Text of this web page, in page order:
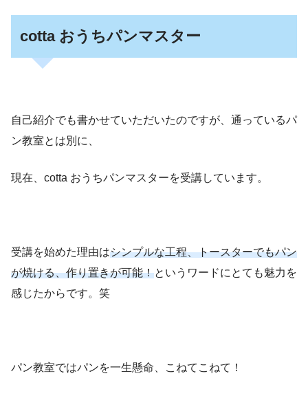
cotta おうちパンマスター
自己紹介でも書かせていただいたのですが、通っているパ
ン教室とは別に、
現在、cotta おうちパンマスターを受講しています。
受講を始めた理由はシンプルな工程、トースターでもパン
が焼ける、作り置きが可能！というワードにとても魅力を
感じたからです。笑
パン教室ではパンを一生懸命、こねてこねて！